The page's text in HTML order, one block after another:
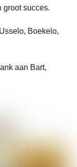
groot succes.
Boekelo,
aan Bart,